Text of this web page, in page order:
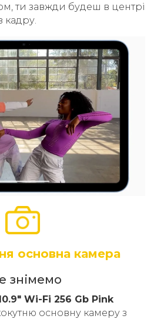
ти завжди будеш в центрі
кадру.
основна камера
знімемо
Wi-Fi 256 Gb Pink
основну камеру з